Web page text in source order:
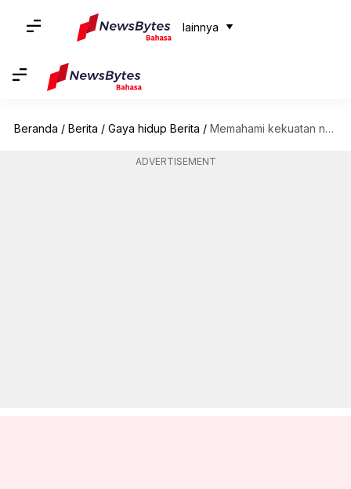
lainnya
Beranda / Berita / Gaya hidup Berita / Memahami kekuatan nutrisi susu rami
ADVERTISEMENT